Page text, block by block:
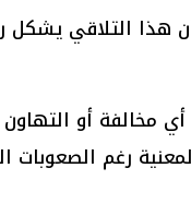
التلاقي يشكل
مخالفة أو التهاون
رغم الصعوبات